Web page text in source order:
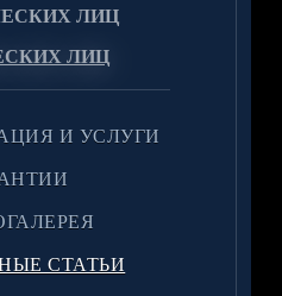
ЛИЦ
ЛИЦ
И УСЛУГИ
СТАТЬИ